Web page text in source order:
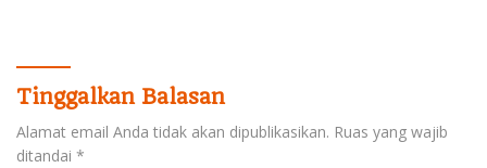
Tinggalkan Balasan
Alamat email Anda tidak akan dipublikasikan. Ruas yang wajib
ditandai *